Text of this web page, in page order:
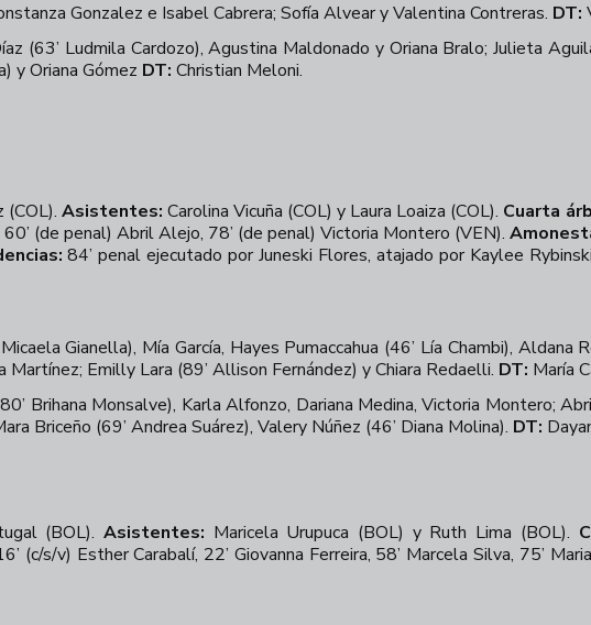
Gonzalez e Isabel Cabrera; Sofía Alvear y Valentina Contreras. DT:
(63’ Ludmila Cardozo), Agustina Maldonado y Oriana Bralo; Julieta
y Oriana Gómez DT: Christian Meloni.
(COL). Asistentes: Carolina Vicuña (COL) y Laura Loaiza (COL). Cuarta
60’ (de penal) Abril Alejo, 78’ (de penal) Victoria Montero (VEN).
84’ penal ejecutado por Juneski Flores, atajado por Kaylee
Gianella), Mía García, Hayes Pumaccahua (46’ Lía Chambi), Aldana
Martínez; Emilly Lara (89’ Allison Fernández) y Chiara Redaelli. DT: María
Brihana Monsalve), Karla Alfonzo, Dariana Medina, Victoria Montero;
Briceño (69’ Andrea Suárez), Valery Núñez (46’ Diana Molina). DT:
(BOL). Asistentes: Maricela Urupuca (BOL) y Ruth Lima (BOL).
(c/s/v) Esther Carabalí, 22’ Giovanna Ferreira, 58’ Marcela Silva, 75’